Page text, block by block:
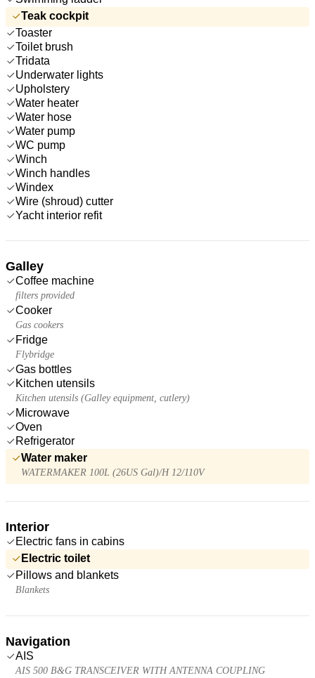
Teak cockpit
Toaster
Toilet brush
Tridata
Underwater lights
Upholstery
Water heater
Water hose
Water pump
WC pump
Winch
Winch handles
Windex
Wire (shroud) cutter
Yacht interior refit
Galley
Coffee machine
filters provided
Cooker
Gas cookers
Fridge
Flybridge
Gas bottles
Kitchen utensils
Kitchen utensils (Galley equipment, cutlery)
Microwave
Oven
Refrigerator
Water maker
WATERMAKER 100L (26US Gal)/H 12/110V
Interior
Electric fans in cabins
Electric toilet
Pillows and blankets
Blankets
Navigation
AIS
AIS 500 B&G TRANSCEIVER WITH ANTENNA COUPLING